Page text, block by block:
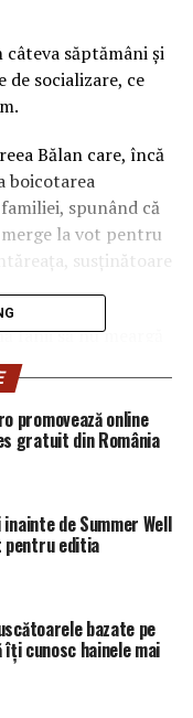
săptămâni şi
socializare, ce
Bălan care, încă
boicotarea
spunând că
la vot pentru
susţinătoare
fanii să nu meargă
că referendumul
referendumului se
în România, în
împotriva
concursului
susţinător al
„Politicienii
şi ai tăi pe un
ce probleme
promovează online
gratuit din România
de Summer Well
pentru editia
bazate pe
cunosc hainele mai